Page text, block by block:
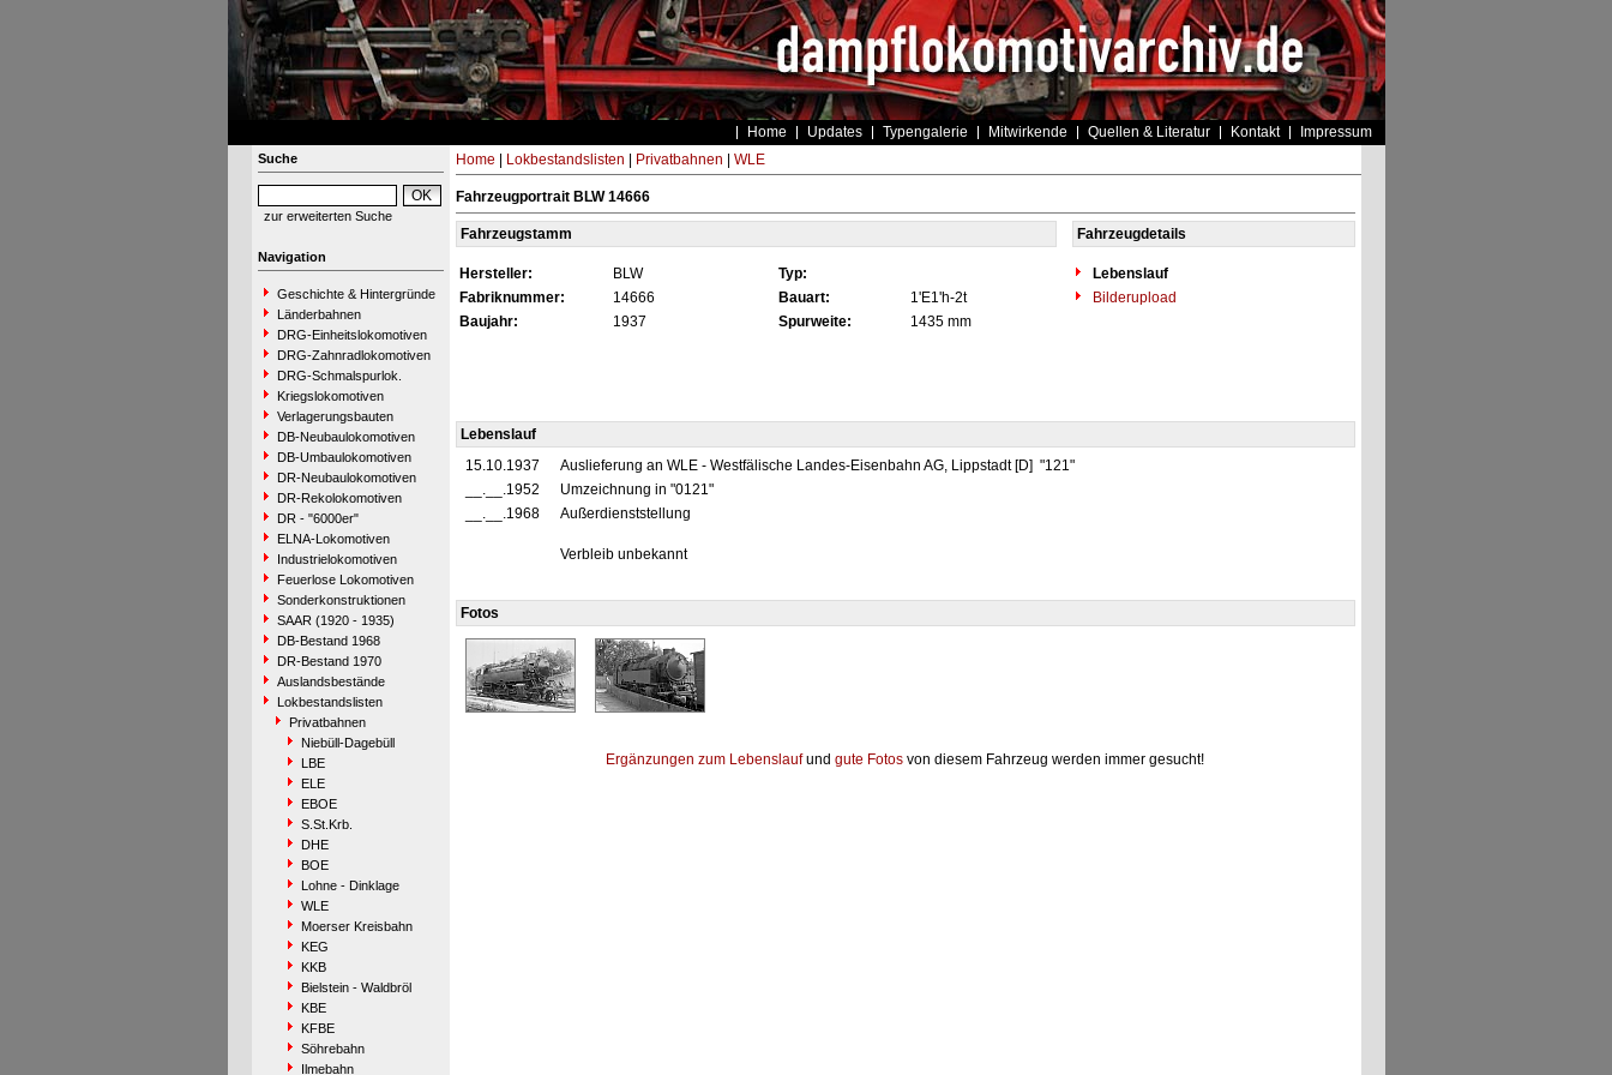
Home Updates Typengalerie Mitwirkende Quellen & Literatur Kontakt Impressum
Suche
zur erweiterten Suche
Navigation
Geschichte & Hintergründe
Länderbahnen
DRG-Einheitslokomotiven
DRG-Zahnradlokomotiven
DRG-Schmalspurlok.
Kriegslokomotiven
Verlagerungsbauten
DB-Neubaulokomotiven
DB-Umbaulokomotiven
DR-Neubaulokomotiven
DR-Rekolokomotiven
DR - "6000er"
ELNA-Lokomotiven
Industrielokomotiven
Feuerlose Lokomotiven
Sonderkonstruktionen
SAAR (1920 - 1935)
DB-Bestand 1968
DR-Bestand 1970
Auslandsbestände
Lokbestandslisten
Privatbahnen
Niebüll-Dagebüll
LBE
ELE
EBOE
S.St.Krb.
DHE
BOE
Lohne - Dinklage
WLE
Moerser Kreisbahn
KEG
KKB
Bielstein - Waldbröl
KBE
KFBE
Söhrebahn
Ilmebahn
Home Lokbestandslisten Privatbahnen WLE
Fahrzeugportrait BLW 14666
Fahrzeugstamm Fahrzeugdetails
Hersteller: BLW Typ:
Lebenslauf
Fabriknummer:
14666 Bauart: 1'E1'h-2t
Bilderupload
Baujahr:
1937 Spurweite: 1435 mm
Lebenslauf
15.10.1937
Auslieferung an WLE - Westfälische Landes-Eisenbahn AG, Lippstadt [D] "121"
__.__.1952
Umzeichnung in "0121"
__.__.1968
Außerdienststellung
Verbleib unbekannt
Fotos
Ergänzungen zum Lebenslaufund gute Fotos von diesem Fahrzeug werden immer gesucht!